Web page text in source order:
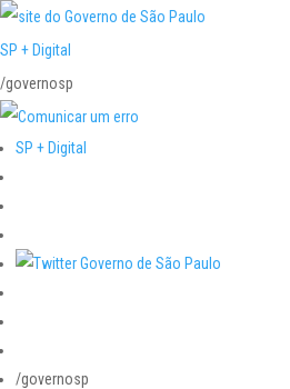
SP + Digital
/governosp
SP + Digital
/governosp